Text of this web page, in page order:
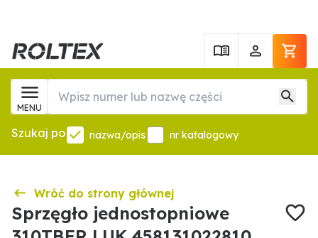
MENU
Szukaj po nazwa/opis nr katalogowy
Wróć do strony głównej
Sprzęgło jednostopniowe